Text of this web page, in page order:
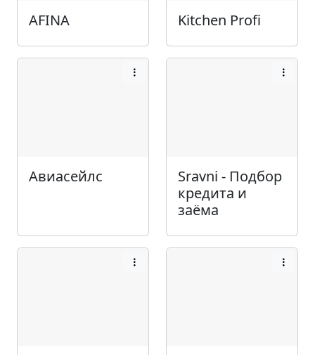
AFINA Kitchen Profi
Авиасейлс
Sravni - Подбор
кредита и
заёма